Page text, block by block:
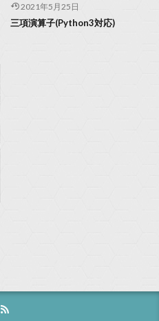
2021年5月25日
三項演算子(Python3対応)